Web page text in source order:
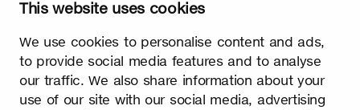
This website uses cookies
We use cookies to personalise content and ads,
to provide social media features and to analyse
our traffic. We also share information about your
use of our site with our social media, advertising
erste Zeichen für den herannahenden Frühling. Endlich ist der